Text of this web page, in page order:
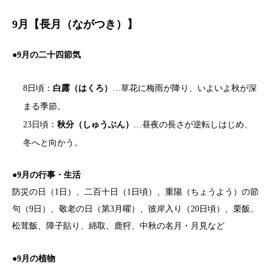
9月【長月（ながつき）】
●9月の二十四節気
8日頃： 白露（はくろ）
…草花に梅雨が降り、いよいよ秋が深
まる季節。
23日頃：秋分（しゅうぶん）
…昼夜の長さが逆転しはじめ、
冬へと向かう。
●9月の行事・生活
防災の日（1日）、二百十日（1日頃）、重陽（ちょうよう）の節
句（9日）、敬老の日（第3月曜）、彼岸入り（20日頃）、栗飯、
松茸飯、障子貼り、綿取、鹿狩、中秋の名月・月見など
●9月の植物